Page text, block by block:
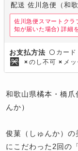
配送 佐川急便（和歌
佐川急便スマートクラ
知が届いた場合) 詳細
お支払方法 〇 カード
× のし不可 × メ
和歌山県橘本・橋爪
んか）
俊菓（しゅんか）の
にこだわった2回の